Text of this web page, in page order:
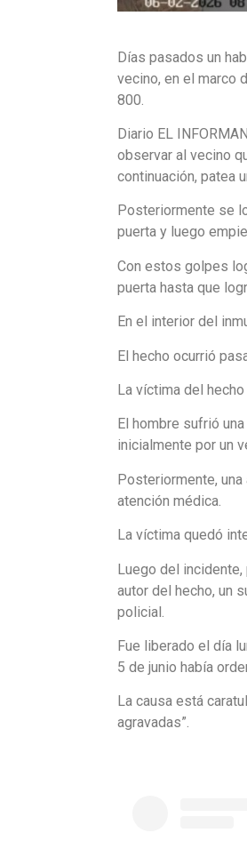
Días pasados un
vecino, en el marco
800.
Diario EL
observar al vecino
continuación, patea
Posteriormente se
puerta y luego
Con estos golpes
puerta hasta que
En el interior del
El hecho ocurrió
La víctima del
El hombre sufrió
inicialmente por un
Posteriormente,
atención médica.
La víctima quedó
Luego del incidente,
autor del hecho, un
policial.
Fue liberado el día
5 de junio había
La causa está
agravadas”.